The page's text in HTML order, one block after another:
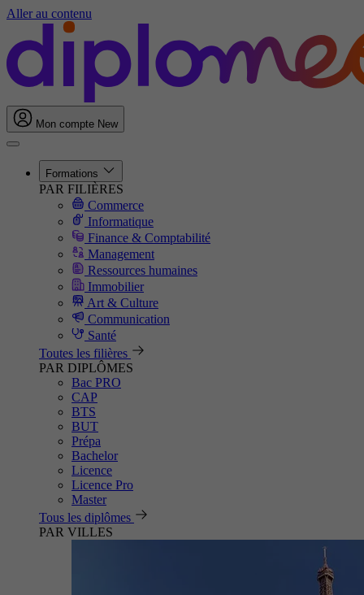
Aller au contenu
Mon compte New
Formations
PAR FILIÈRES
Commerce
Informatique
Finance & Comptabilité
Management
Ressources humaines
Immobilier
Art & Culture
Communication
Santé
Toutes les filières
PAR DIPLÔMES
Bac PRO
CAP
BTS
BUT
Prépa
Bachelor
Licence
Licence Pro
Master
Tous les diplômes
PAR VILLES